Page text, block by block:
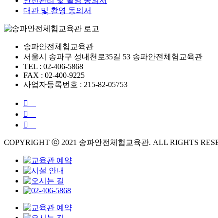
대관 및 촬영 동의서
송파안전체험교육관
서울시 송파구 성내천로35길 53 송파안전체험교육관
TEL : 02-406-5868
FAX : 02-400-9225
사업자등록번호 : 215-82-05753
COPYRIGHT ⓒ 2021 송파안전체험교육관. ALL RIGHTS